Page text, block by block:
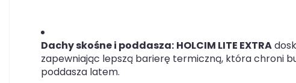
Dachy skośne i poddasza: HOLCIM LITE EXTRA
zapewniając lepszą barierę termiczną, która chroni
poddasza latem.